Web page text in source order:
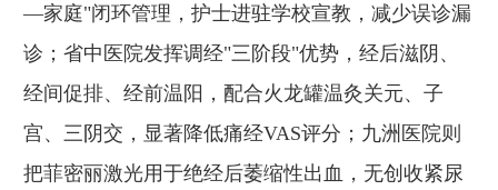
—家庭"闭环管理，护士进驻学校宣教，减少误诊漏
诊；省中医院发挥调经"三阶段"优势，经后滋阴、
经间促排、经前温阳，配合火龙罐温灸关元、子
宫、三阴交，显著降低痛经VAS评分；九洲医院则
把菲密丽激光用于绝经后萎缩性出血，无创收紧尿